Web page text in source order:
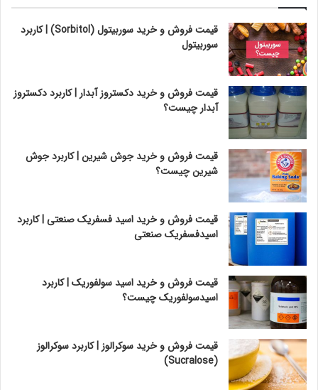
قیمت فروش و خرید سوربیتول (Sorbitol) | کاربرد
سوربیتول
قیمت فروش و خرید دکستروز آبدار | کاربرد دکستروز
آبدار چیست؟
قیمت فروش و خرید جوش شیرین | کاربرد جوش
شیرین چیست؟
قیمت فروش و خرید اسید فسفریک صنعتی | کاربرد
اسیدفسفریک صنعتی
قیمت فروش و خرید اسید سولفوریک | کاربرد
اسیدسولفوریک چیست؟
قیمت فروش و خرید سوکرالوز | کاربرد سوکرالوز
(Sucralose)